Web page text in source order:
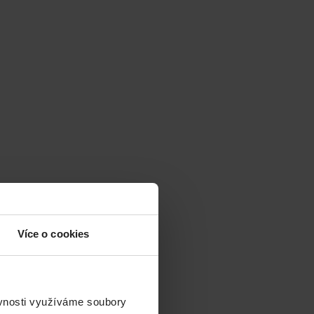
Více o cookies
využíváme soubory